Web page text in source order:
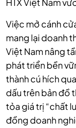
HTX Việt Nam
Việc mở cánh
mang lại doanh
Việt Nam nâng
phát triển bền
thành cú hích
dấu trên bản đồ
tỏa giá trị “chất
đồng doanh